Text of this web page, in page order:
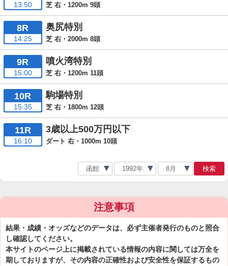
13:50 芝 右・1200m 9頭
8R
14:25
奥尻特別
芝 右・2000m 8頭
9R
15:00
噴火湾特別
芝 右・1200m 11頭
10R
15:35
駒場特別
芝 右・1800m 12頭
11R
16:10
3歳以上500万円以下
ダート 右・1000m 10頭
検索
注意事項
結果・成績・オッズなどのデータは、必ず主催者発行のものと照合
し確認してください。
本サイトのページ上に掲載されている情報の内容に関しては万全を
期しておりますが、その内容の正確性および安全性を保証するもの